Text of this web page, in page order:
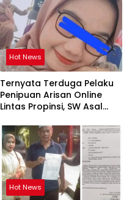
Hot News
Ternyata Terduga Pelaku
Penipuan Arisan Online
Lintas Propinsi, SW Asal
Hot News